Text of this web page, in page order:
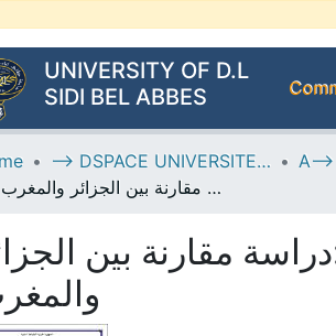
UNIVERSITY OF D.L
SIDI BEL ABBES
--> DSPACE UNIVERSITE DJILALLI LIABES DE SIDI BEL ABBES
سوق التأمين في الجزائر ودوره في التنمية الاقتصادية:دراسة مقارنة بين الجزائر والمغرب
مقارنة بين